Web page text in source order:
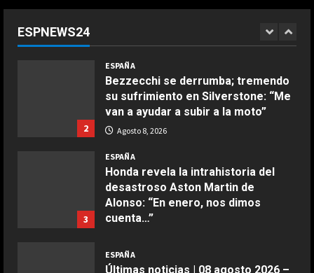
ESPNEWS24
1
declararse mujeres y elegibles en
Agosto 8, 2026
2
ESPAÑA
Bezzecchi se derrumba; tremendo
su sufrimiento en Silverstone: “Me
van a ayudar a subir a la moto”
Agosto 8, 2026
3
ESPAÑA
Honda revela la intrahistoria del
desastroso Aston Martin de
Alonso: “En enero, nos dimos
cuenta…”
ESPAÑA
Últimas noticias | 08 agosto 2026 –
Ensalada de espinacas deliciosa
COCINA
Boquerones fritos en freidora de
aire
Aprile 24, 2026
Buñuelos de alcachofas
Aprile 5, 2026